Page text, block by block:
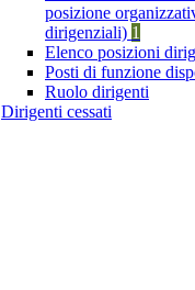
posizione
dirigenziali) 1
Elenco posizioni
Posti di funzione
Ruolo dirigenti
Dirigenti cessati